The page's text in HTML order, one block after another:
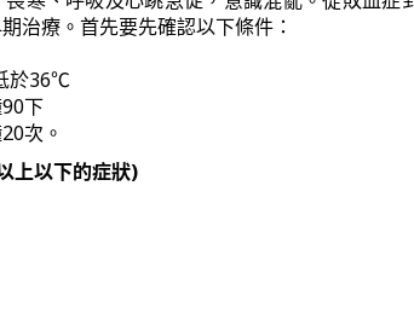
治療。首先要先確認以下條件：
於36℃
下
次。
上以下的症狀)